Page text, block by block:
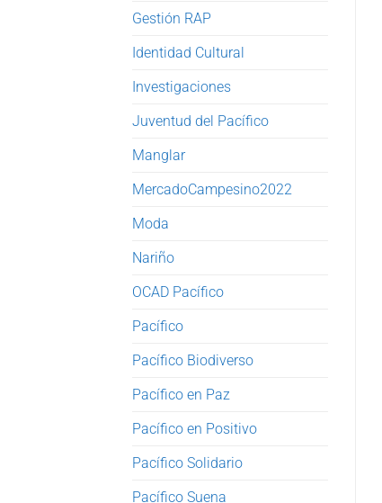
Gestión RAP
Identidad Cultural
Investigaciones
Juventud del Pacífico
Manglar
MercadoCampesino2022
Moda
Nariño
OCAD Pacífico
Pacífico
Pacífico Biodiverso
Pacífico en Paz
Pacífico en Positivo
Pacífico Solidario
Pacífico Suena